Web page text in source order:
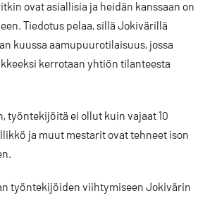
ovat asiallisia ja heidän kanssaan on
Tiedotus pelaa, sillä Jokivärillä
kuussa aamupuurotilaisuus, jossa
kerrotaan yhtiön tilanteesta
työntekijöitä ei ollut kuin vajaat 10
ja muut mestarit ovat tehneet ison
työntekijöiden viihtymiseen Jokivärin